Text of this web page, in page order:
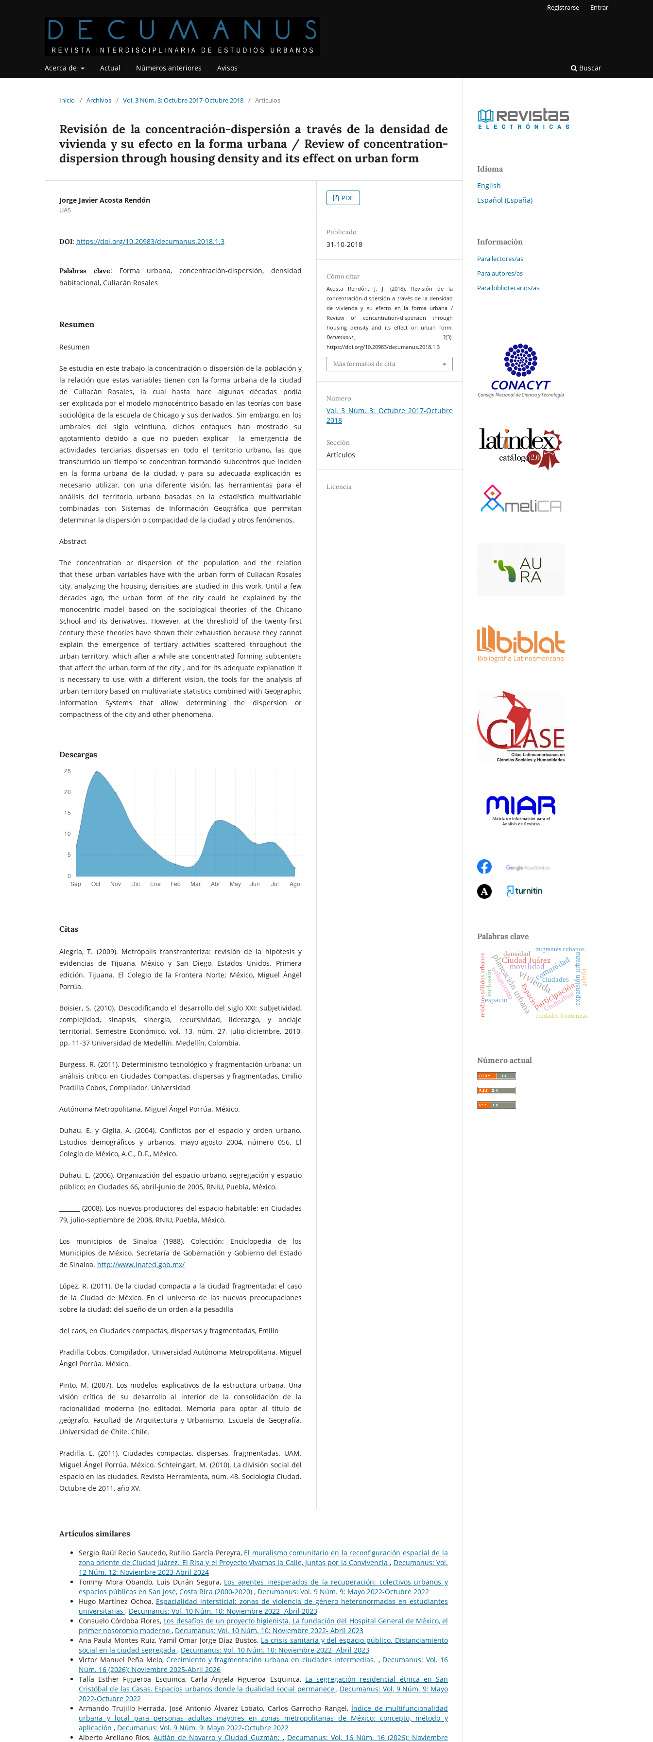
Acerca de Actual Números anteriores Avisos Buscar
Registrarse Entrar
Inicio / Archivos / Vol. 3 Núm. 3: Octubre 2017-Octubre 2018 / Artículos
Revisión de la concentración-dispersión a través de la densidad de
vivienda y su efecto en la forma urbana / Review of concentration-
dispersion through housing density and its effect on urban form
Jorge Javier Acosta Rendón
UAS
DOI: https://doi.org/10.20983/decumanus.2018.1.3
Palabras clave: Forma urbana, concentración-dispersión, densidad
habitacional, Culiacán Rosales
Resumen
Resumen
Se estudia en este trabajo la concentración o dispersión de la población y
la relación que estas variables tienen con la forma urbana de la ciudad
de Culiacán Rosales, la cual hasta hace algunas décadas podía
ser explicada por el modelo monocéntrico basado en las teorías con base
sociológica de la escuela de Chicago y sus derivados. Sin embargo, en los
umbrales del siglo veintiuno, dichos enfoques han mostrado su
agotamiento debido a que no pueden explicar la emergencia de
actividades terciarias dispersas en todo el territorio urbano, las que
transcurrido un tiempo se concentran formando subcentros que inciden
en la forma urbana de la ciudad, y para su adecuada explicación es
necesario utilizar, con una diferente visión, las herramientas para el
análisis del territorio urbano basadas en la estadística multivariable
combinadas con Sistemas de Información Geográfica que permitan
determinar la dispersión o compacidad de la ciudad y otros fenómenos.
Abstract
The concentration or dispersion of the population and the relation
that these urban variables have with the urban form of Culiacan Rosales
city, analyzing the housing densities are studied in this work. Until a few
decades ago, the urban form of the city could be explained by the
monocentric model based on the sociological theories of the Chicano
School and its derivatives. However, at the threshold of the twenty-first
century these theories have shown their exhaustion because they cannot
explain the emergence of tertiary activities scattered throughout the
urban territory, which after a while are concentrated forming subcenters
that affect the urban form of the city , and for its adequate explanation it
is necessary to use, with a different vision, the tools for the analysis of
urban territory based on multivariate statistics combined with Geographic
Information Systems that allow determining the dispersion or
compactness of the city and other phenomena.
Descargas
Citas
Alegría, T. (2009). Metrópolis transfronteriza: revisión de la hipótesis y
evidencias de Tijuana, México y San Diego, Estados Unidos. Primera
edición. Tijuana. El Colegio de la Frontera Norte; México, Miguel Ángel
Porrúa.
Boisier, S. (2010). Descodificando el desarrollo del siglo XXI: subjetividad,
complejidad, sinapsis, sinergia, recursividad, liderazgo, y anclaje
territorial. Semestre Económico, vol. 13, núm. 27, julio-diciembre, 2010,
pp. 11-37 Universidad de Medellín. Medellín, Colombia.
Burgess, R. (2011). Determinismo tecnológico y fragmentación urbana: un
análisis crítico, en Ciudades Compactas, dispersas y fragmentadas, Emilio
Pradilla Cobos, Compilador. Universidad
Autónoma Metropolitana. Miguel Ángel Porrúa. México.
Duhau, E. y Giglia, A. (2004). Conflictos por el espacio y orden urbano.
Estudios demográficos y urbanos, mayo-agosto 2004, número 056. El
Colegio de México, A.C., D.F., México.
Duhau, E. (2006). Organización del espacio urbano, segregación y espacio
público; en Ciudades 66, abril-junio de 2005, RNIU, Puebla, México.
_______ (2008). Los nuevos productores del espacio habitable; en Ciudades
79, julio-septiembre de 2008, RNIU, Puebla, México.
Los municipios de Sinaloa (1988). Colección: Enciclopedia de los
Municipios de México. Secretaría de Gobernación y Gobierno del Estado
de Sinaloa. http://www.inafed.gob.mx/
López, R. (2011). De la ciudad compacta a la ciudad fragmentada: el caso
de la Ciudad de México. En el universo de las nuevas preocupaciones
sobre la ciudad; del sueño de un orden a la pesadilla
del caos, en Ciudades compactas, dispersas y fragmentadas, Emilio
Pradilla Cobos, Compilador. Universidad Autónoma Metropolitana. Miguel
Ángel Porrúa. México.
Pinto, M. (2007). Los modelos explicativos de la estructura urbana. Una
visión crítica de su desarrollo al interior de la consolidación de la
racionalidad moderna (no editado). Memoria para optar al título de
geógrafo. Facultad de Arquitectura y Urbanismo. Escuela de Geografía.
Universidad de Chile. Chile.
Pradilla, E. (2011). Ciudades compactas, dispersas, fragmentadas. UAM.
Miguel Ángel Porrúa. México. Schteingart, M. (2010). La división social del
espacio en las ciudades. Revista Herramienta, núm. 48. Sociología Ciudad.
Octubre de 2011, año XV.
PDF
Publicado
31-10-2018
Cómo citar
Acosta Rendón, J. J. (2018). Revisión de la
concentración-dispersión a través de la densidad
de vivienda y su efecto en la forma urbana /
Review of concentration-dispersion through
housing density and its effect on urban form.
Decumanus, 3(3).
https://doi.org/10.20983/decumanus.2018.1.3
Más formatos de cita
Número
Vol. 3 Núm. 3: Octubre 2017-Octubre
2018
Sección
Artículos
Licencia
Artículos similares
Sergio Raúl Recio Saucedo, Rutilio García Pereyra, El muralismo comunitario en la reconfiguración espacial de la
zona oriente de Ciudad Juárez. El Risa y el Proyecto Vivamos la Calle, Juntos por la Convivencia, Decumanus: Vol.
12 Núm. 12: Noviembre 2023-Abril 2024
Tommy Mora Obando, Luis Durán Segura, Los agentes inesperados de la recuperación: colectivos urbanos y
espacios públicos en San José, Costa Rica (2000-2020) , Decumanus: Vol. 9 Núm. 9: Mayo 2022-Octubre 2022
Hugo Martínez Ochoa, Espacialidad intersticial: zonas de violencia de género heteronormadas en estudiantes
universitarias , Decumanus: Vol. 10 Núm. 10: Noviembre 2022- Abril 2023
Consuelo Córdoba Flores, Los desafíos de un proyecto higienista. La fundación del Hospital General de México, el
primer nosocomio moderno , Decumanus: Vol. 10 Núm. 10: Noviembre 2022- Abril 2023
Ana Paula Montes Ruiz, Yamil Omar Jorge Díaz Bustos, La crisis sanitaria y del espacio público. Distanciamiento
social en la ciudad segregada , Decumanus: Vol. 10 Núm. 10: Noviembre 2022- Abril 2023
Víctor Manuel Peña Melo, Crecimiento y fragmentación urbana en ciudades intermedias. , Decumanus: Vol. 16
Núm. 16 (2026): Noviembre 2025-Abril 2026
Talía Esther Figueroa Esquinca, Carla Ángela Figueroa Esquinca, La segregación residencial étnica en San
Cristóbal de las Casas. Espacios urbanos donde la dualidad social permanece , Decumanus: Vol. 9 Núm. 9: Mayo
2022-Octubre 2022
Armando Trujillo Herrada, José Antonio Álvarez Lobato, Carlos Garrocho Rangel, Índice de multifuncionalidad
urbana y local para personas adultas mayores en zonas metropolitanas de México: concepto, método y
aplicación , Decumanus: Vol. 9 Núm. 9: Mayo 2022-Octubre 2022
Alberto Arellano Ríos, Autlán de Navarro y Ciudad Guzmán: , Decumanus: Vol. 16 Núm. 16 (2026): Noviembre
Idioma
English
Español (España)
Información
Para lectores/as
Para autores/as
Para bibliotecarios/as
Palabras clave
vivienda
planeación urbanacomunidad
movilidad
participación
urbanismo
Ciudad Juárez
espacio expansión urbana
densidad
Chihuahua
Espacio
inclusión ciudades
ciudades fronterizas
residuos sólidos urbanos galería
migrantes cubanos
Número actual